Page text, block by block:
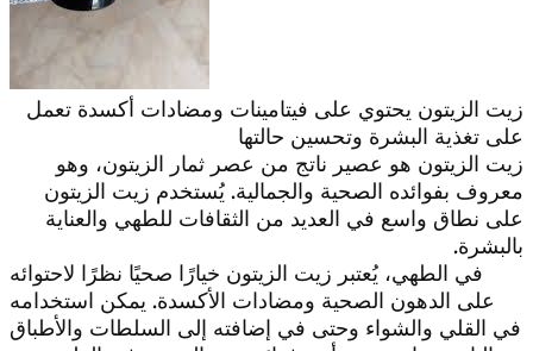
زيت الزيتون يحتوي على فيتامينات ومضادات أكسدة تعمل
على تغذية البشرة وتحسين حالتها
زيت الزيتون هو عصير ناتج من عصر ثمار الزيتون، وهو
معروف بفوائده الصحية والجمالية. يُستخدم زيت الزيتون
على نطاق واسع في العديد من الثقافات للطهي والعناية
بالبشرة.
في الطهي، يُعتبر زيت الزيتون خيارًا صحيًا نظرًا لاحتوائه
على الدهون الصحية ومضادات الأكسدة. يمكن استخدامه
في القلي والشواء وحتى في إضافته إلى السلطات والأطباق